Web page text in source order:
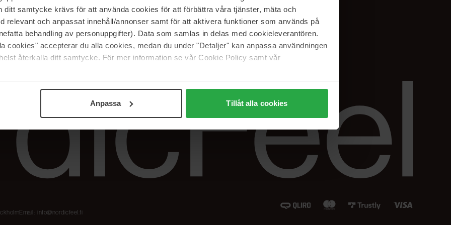
ditt samtycke krävs för att använda cookies för att förbättra våra tjänster, mäta och
relevant och anpassat innehåll/annonser samt för att aktivera funktioner som används på
behandling av personuppgifter). Data som samlas in delas med cookieleverantören.
cookies" accepterar du alla cookies, medan du under "Detaljer" kan anpassa användningen
återkalla ditt samtycke. För mer information se vår Cookie Policy samt vår
Anpassa Tillåt alla cookies
The Beauty Edit
Työskentele
NordicFeel Groupissa
reklamaatiot
Facebook
LinkedIn
Email:
info@nordicfeel.fi